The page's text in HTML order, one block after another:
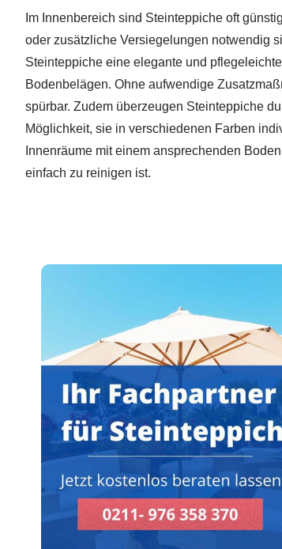
Im Innenbereich sind Steinteppiche oft
oder zusätzliche Versiegelungen notwendig
Steinteppiche eine elegante und
Bodenbelägen. Ohne aufwendige
spürbar. Zudem überzeugen Steinteppiche
Möglichkeit, sie in verschiedenen Farben
Innenräume mit einem ansprechenden
einfach zu reinigen ist.